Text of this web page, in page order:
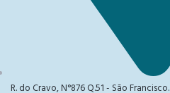
R. do Cravo, N°876 Q.51 - São Francisco.